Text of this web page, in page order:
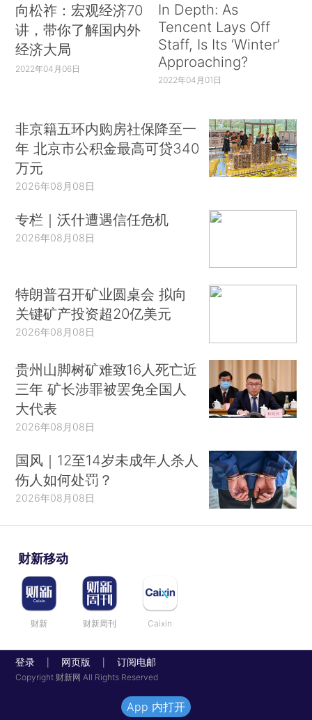
向松祚：宏观经济70
讲，带你了解国内外
经济大局
2022年04月06日
In Depth: As
Tencent Lays Off
Staff, Is Its ‘Winter’
Approaching?
2022年04月01日
非京籍五环内购房社保降至一
年 北京市公积金最高可贷340
万元
2026年08月08日
专栏｜沃什遭遇信任危机
2026年08月08日
特朗普召开矿业圆桌会 拟向
关键矿产投资超20亿美元
2026年08月08日
贵州山脚树矿难致16人死亡近
三年 矿长涉罪被罢免全国人
大代表
2026年08月08日
国风｜12至14岁未成年人杀人
伤人如何处罚？
2026年08月08日
财新移动
财新 财新周刊 Caixin
登录 网页版 订阅电邮
Copyright 财新网 All Rights Reserved
App 内打开